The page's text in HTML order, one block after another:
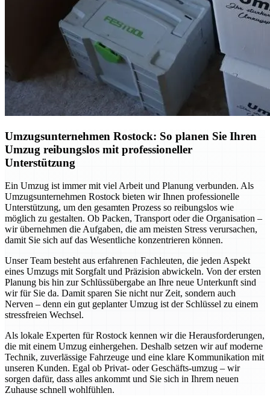
Umzugsunternehmen Rostock: So planen Sie Ihren
Umzug reibungslos mit professioneller
Unterstützung
Ein Umzug ist immer mit viel Arbeit und Planung verbunden. Als
Umzugsunternehmen Rostock bieten wir Ihnen professionelle
Unterstützung, um den gesamten Prozess so reibungslos wie
möglich zu gestalten. Ob Packen, Transport oder die Organisation –
wir übernehmen die Aufgaben, die am meisten Stress verursachen,
damit Sie sich auf das Wesentliche konzentrieren können.
Unser Team besteht aus erfahrenen Fachleuten, die jeden Aspekt
eines Umzugs mit Sorgfalt und Präzision abwickeln. Von der ersten
Planung bis hin zur Schlüssübergabe an Ihre neue Unterkunft sind
wir für Sie da. Damit sparen Sie nicht nur Zeit, sondern auch
Nerven – denn ein gut geplanter Umzug ist der Schlüssel zu einem
stressfreien Wechsel.
Als lokale Experten für Rostock kennen wir die Herausforderungen,
die mit einem Umzug einhergehen. Deshalb setzen wir auf moderne
Technik, zuverlässige Fahrzeuge und eine klare Kommunikation mit
unseren Kunden. Egal ob Privat- oder Geschäfts-umzug – wir
sorgen dafür, dass alles ankommt und Sie sich in Ihrem neuen
Zuhause schnell wohlfühlen.